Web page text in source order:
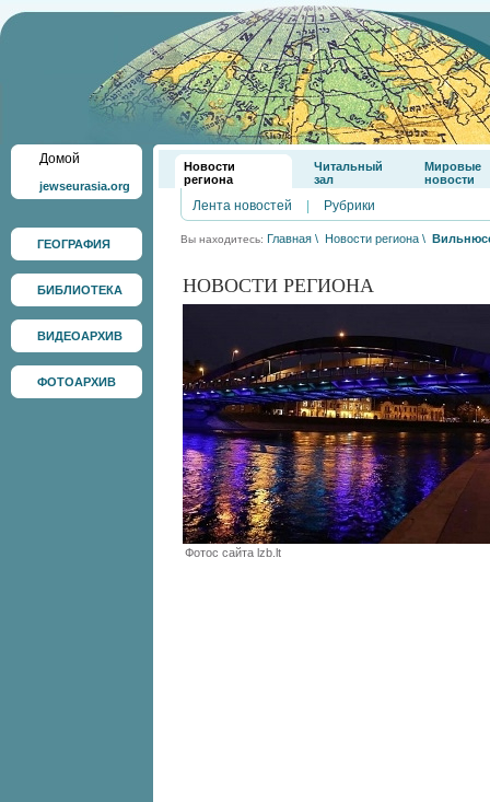
Домой
jewseurasia.org
ГЕОГРАФИЯ
БИБЛИОТЕКА
ВИДЕОАРХИВ
ФОТОАРХИВ
Новости
региона
Читальный
зал
Мировые
новости
Лента новостей Рубрики
Вы находитесь: Главная \ Новости региона \
НОВОСТИ РЕГИОНА
Фотоc cайта lzb.lt